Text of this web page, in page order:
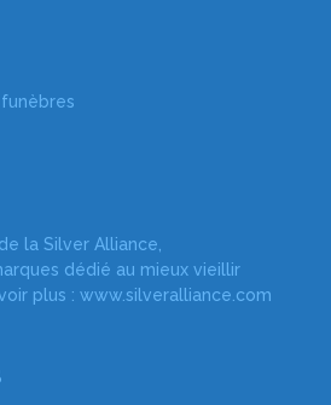
la Silver Alliance,
dédié au mieux vieillir
plus : www.silveralliance.com